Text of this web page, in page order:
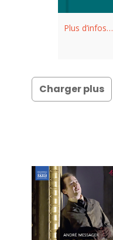
Plus d’infos…
Charger plus